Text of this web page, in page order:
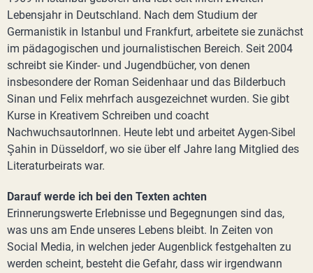
Lebensjahr in Deutschland. Nach dem Studium der
Germanistik in Istanbul und Frankfurt, arbeitete sie zunächst
im pädagogischen und journalistischen Bereich. Seit 2004
schreibt sie Kinder- und Jugendbücher, von denen
insbesondere der Roman Seidenhaar und das Bilderbuch
Sinan und Felix mehrfach ausgezeichnet wurden. Sie gibt
Kurse in Kreativem Schreiben und coacht
NachwuchsautorInnen. Heute lebt und arbeitet Aygen-Sibel
Şahin in Düsseldorf, wo sie über elf Jahre lang Mitglied des
Literaturbeirats war.
Darauf werde ich bei den Texten achten
Erinnerungswerte Erlebnisse und Begegnungen sind das,
was uns am Ende unseres Lebens bleibt. In Zeiten von
Social Media, in welchen jeder Augenblick festgehalten zu
werden scheint, besteht die Gefahr, dass wir irgendwann